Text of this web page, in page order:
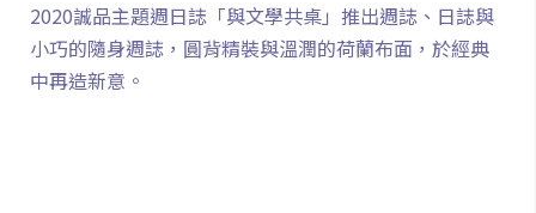
2020誠品主題週日誌「與文學共桌」推出週誌、日誌與
小巧的隨身週誌，圓背精裝與溫潤的荷蘭布面，於經典
中再造新意。